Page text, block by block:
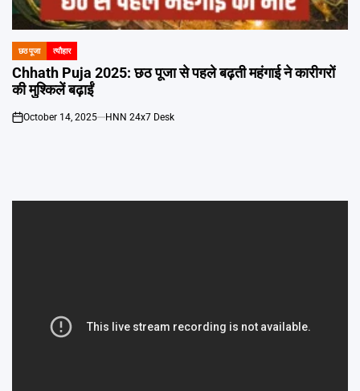
POSTED
IN
छठ पूजा त्यौहार
Chhath Puja 2025: छठ पूजा से पहले बढ़ती महंगाई ने कारीगरों
की मुश्किलें बढ़ाईं
on
October 14, 2025 HNN 24x7 Desk